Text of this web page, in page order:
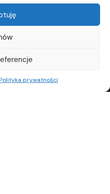
prywatności